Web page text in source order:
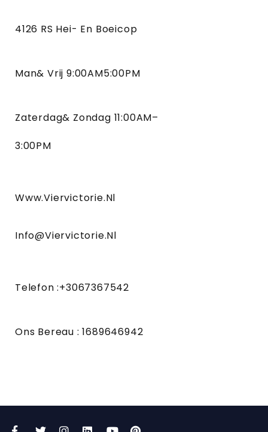
4126 RS Hei- En Boeicop
Man& Vrij 9:00AM5:00PM
Zaterdag& Zondag 11:00AM–
3:00PM
Www.viervictorie.nl
Info@viervictorie.nl
Telefon :+3067367542
Ons Bereau : 1689646942